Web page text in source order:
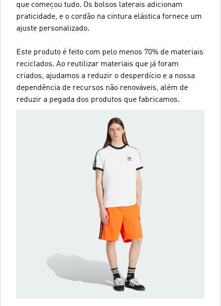
que começou tudo. Os bolsos laterais adicionam
praticidade, e o cordão na cintura elástica fornece um
ajuste personalizado.
Este produto é feito com pelo menos 70% de materiais
reciclados. Ao reutilizar materiais que já foram
criados, ajudamos a reduzir o desperdício e a nossa
dependência de recursos não renováveis, além de
reduzir a pegada dos produtos que fabricamos.